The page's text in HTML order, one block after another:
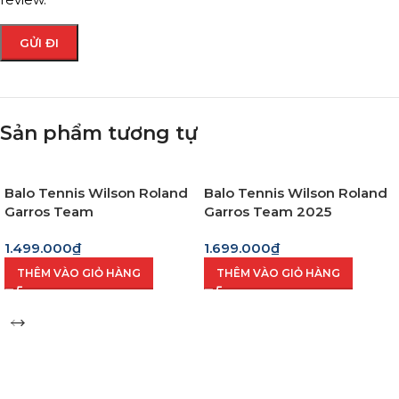
Sản phẩm tương tự
Balo Tennis Wilson Roland
Garros Team
1.499.000₫
THÊM VÀO GIỎ HÀNG
Balo Tennis Wilson Roland
Garros Team 2025
1.699.000₫
THÊM VÀO GIỎ HÀNG